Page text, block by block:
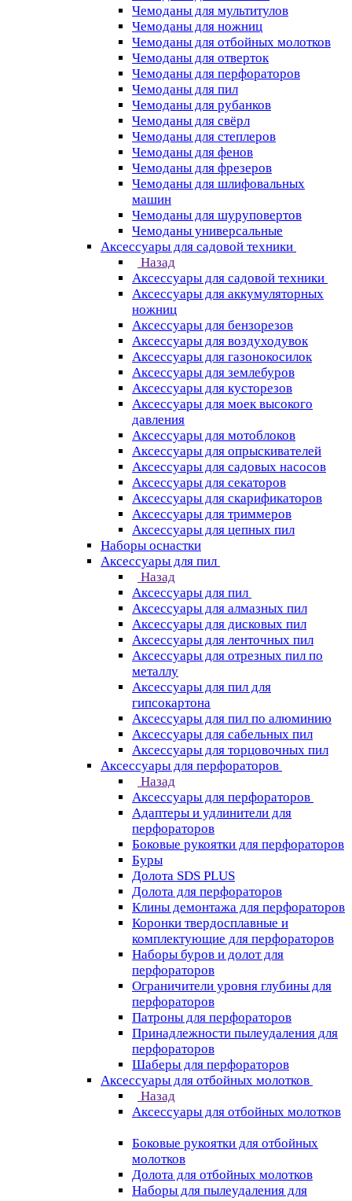
Чемоданы для мультитулов
Чемоданы для ножниц
Чемоданы для отбойных молотков
Чемоданы для отверток
Чемоданы для перфораторов
Чемоданы для пил
Чемоданы для рубанков
Чемоданы для свёрл
Чемоданы для степлеров
Чемоданы для фенов
Чемоданы для фрезеров
Чемоданы для шлифовальных
машин
Чемоданы для шуруповертов
Чемоданы универсальные
Аксессуары для садовой техники
Назад
Аксессуары для садовой техники
Аксессуары для аккумуляторных
ножниц
Аксессуары для бензорезов
Аксессуары для воздуходувок
Аксессуары для газонокосилок
Аксессуары для землебуров
Аксессуары для кусторезов
Аксессуары для моек высокого
давления
Аксессуары для мотоблоков
Аксессуары для опрыскивателей
Аксессуары для садовых насосов
Аксессуары для секаторов
Аксессуары для скарификаторов
Аксессуары для триммеров
Аксессуары для цепных пил
Наборы оснастки
Аксессуары для пил
Назад
Аксессуары для пил
Аксессуары для алмазных пил
Аксессуары для дисковых пил
Аксессуары для ленточных пил
Аксессуары для отрезных пил по
металлу
Аксессуары для пил для
гипсокартона
Аксессуары для пил по алюминию
Аксессуары для сабельных пил
Аксессуары для торцовочных пил
Аксессуары для перфораторов
Назад
Аксессуары для перфораторов
Адаптеры и удлинители для
перфораторов
Боковые рукоятки для перфораторов
Буры
Долота SDS PLUS
Долота для перфораторов
Клины демонтажа для перфораторов
Коронки твердосплавные и
комплектующие для перфораторов
Наборы буров и долот для
перфораторов
Ограничители уровня глубины для
перфораторов
Патроны для перфораторов
Принадлежности пылеудаления для
перфораторов
Шаберы для перфораторов
Аксессуары для отбойных молотков
Назад
Аксессуары для отбойных молотков
Боковые рукоятки для отбойных
молотков
Долота для отбойных молотков
Наборы для пылеудаления для